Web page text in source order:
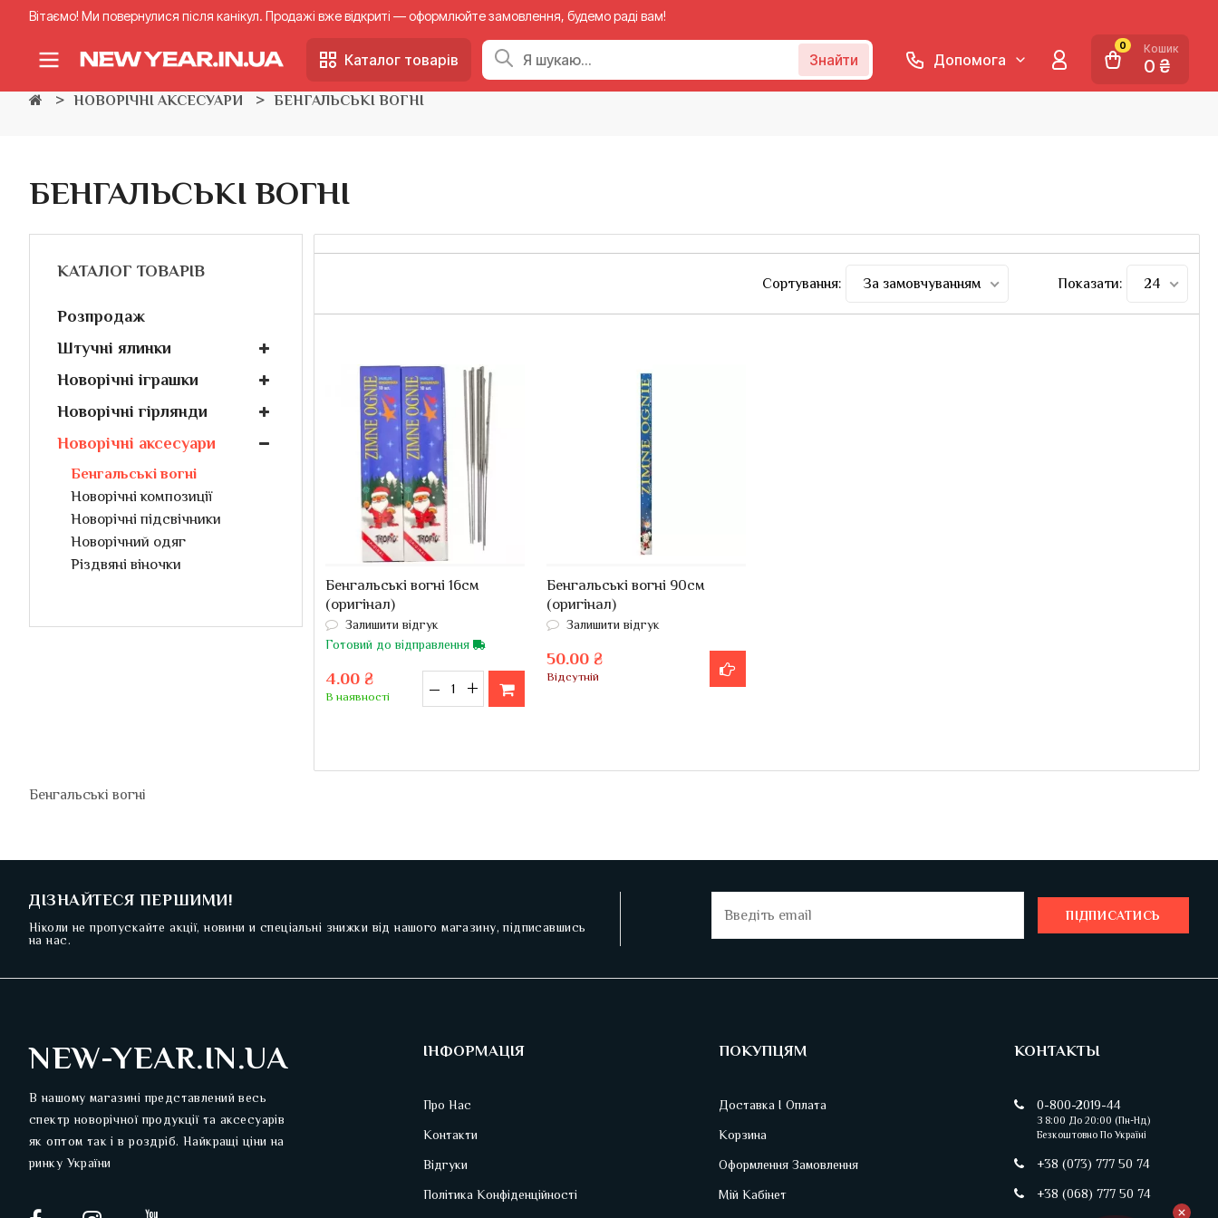
Вітаємо! Ми повернулися після канікул. Продажі вже відкриті — оформлюйте замовлення, будемо раді вам!
Каталог товарів Знайти Допомога
0 Кошик
0 ₴
НОВОРІЧНІ АКСЕСУАРИ БЕНГАЛЬСЬКІ ВОГНІ
БЕНГАЛЬСЬКІ ВОГНІ
КАТАЛОГ ТОВАРІВ
Розпродаж
Штучні ялинки
Новорічні іграшки
Новорічні гірлянди
Новорічні аксесуари
Бенгальські вогні
Новорічні композиції
Новорічні підсвічники
Новорічний одяг
Різдвяні віночки
Сортування: За замовчуванням Показати: 24
Бенгальські вогні 16см
(оригінал)
Залишити відгук
Готовий до відправлення
4.00 ₴
В наявності – +
Бенгальські вогні 90см
(оригінал)
Залишити відгук
50.00 ₴
Відсутній
Бенгальські вогні
ДІЗНАЙТЕСЯ ПЕРШИМИ!
Ніколи не пропускайте акції, новини и спеціальні знижки від нашого магазину, підписавшись
на нас.
ПІДПИСАТИСЬ
NEW-YEAR.IN.UA
В нашому магазині представлений весь
спектр новорічної продукції та аксесуарів
як оптом так і в роздріб. Найкращі ціни на
ринку України
ІНФОРМАЦІЯ
Про Нас
Контакти
Відгуки
Політика Конфіденційності
ПОКУПЦЯМ
Доставка І Оплата
Корзина
Оформлення Замовлення
Мій Кабінет
КОНТАКТЫ
0-800-2019-44
З 8:00 До 20:00 (пн-Нд)
Безкоштовно По Україні
+38 (073) 777 50 74
+38 (068) 777 50 74